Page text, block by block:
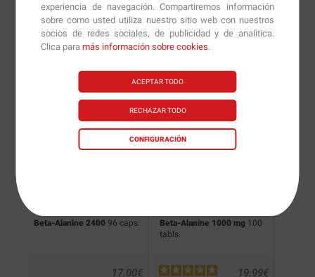
experiencia de navegación. Compartiremos información
sobre como usted utiliza nuestro sitio web con nuestros
socios de redes sociales, de publicidad y de analítica.
Clica paramás información sobre cookies.
ACEPTAR TODO
RECHAZAR TODO
CONFIGURACIÓN
Nuevas versiones y
recomendaciones de
nuestros nutricionistas.
Beta-Alanine 2400 96 caps.
€
17.00
Beta-Alanine 1000 mg 100
tabls.
€
19.99